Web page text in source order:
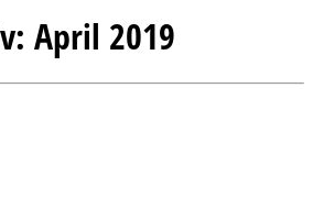
April 2019